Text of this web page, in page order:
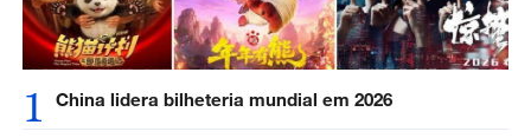
1 China lidera bilheteria mundial em 2026